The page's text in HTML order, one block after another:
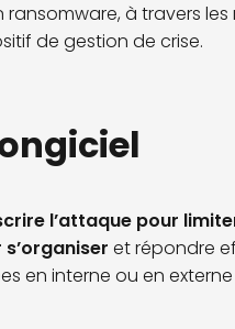
à travers
de gestion de crise.
l’attaque pour
et répondre
interne ou en externe